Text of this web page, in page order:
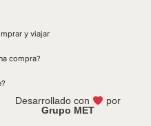
y viajar
compra?
Desarrollado con
por
Grupo MET